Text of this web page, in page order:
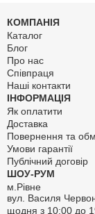
КОМПАНІЯ
Каталог
Блог
Про нас
Співпраця
Наші контакти
ІНФОРМАЦІЯ
Як оплатити
Доставка
Повернення та
Умови гарантії
Публічний договір
ШОУ-РУМ
м.Рівне
вул. Василя
щодня з 10:00 до